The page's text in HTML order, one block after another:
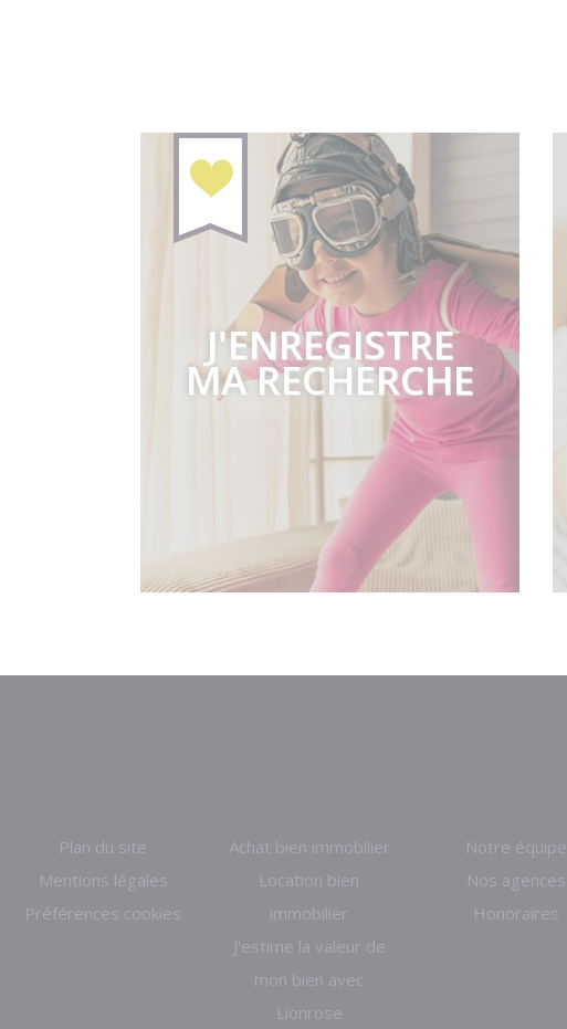
J'ENREGISTRE
MA RECHERCHE
Plan du site
Mentions légales
Préférences cookies
Achat bien immobilier
Location bien
immobilier
J'estime la valeur de
mon bien avec
Lionrose
Notre équipe
Nos agences
Honoraires